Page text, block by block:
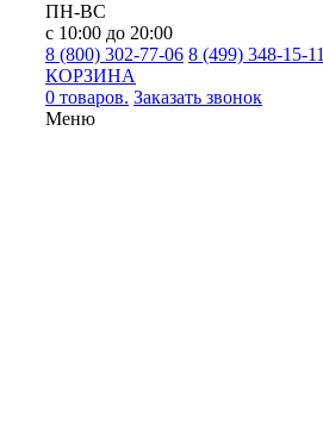
ПН-ВС
с 10:00 до 20:00
8 (800) 302-77-06 8 (499) 348-15-11
КОРЗИНА
0 товаров. Заказать звонок
Меню